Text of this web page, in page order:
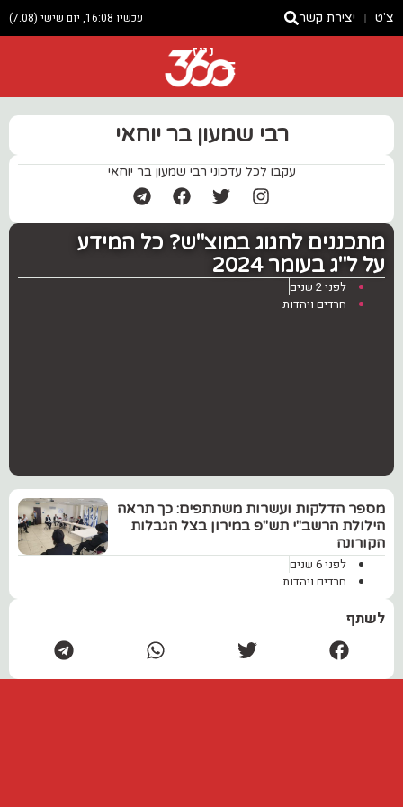
צ'ט יצירת קשר עכשיו 16:08, יום שישי (7.08)
ניוז
רבי שמעון בר יוחאי
עקבו לכל עדכוני רבי שמעון בר יוחאי
מתכננים לחגוג במוצ"ש? כל המידע
על ל"ג בעומר 2024
לפני 2 שנים
חרדים ויהדות
מספר הדלקות ועשרות משתתפים: כך תראה
הילולת הרשב"י תש"פ במירון בצל הגבלות
הקורונה
לפני 6 שנים
חרדים ויהדות
לשתף